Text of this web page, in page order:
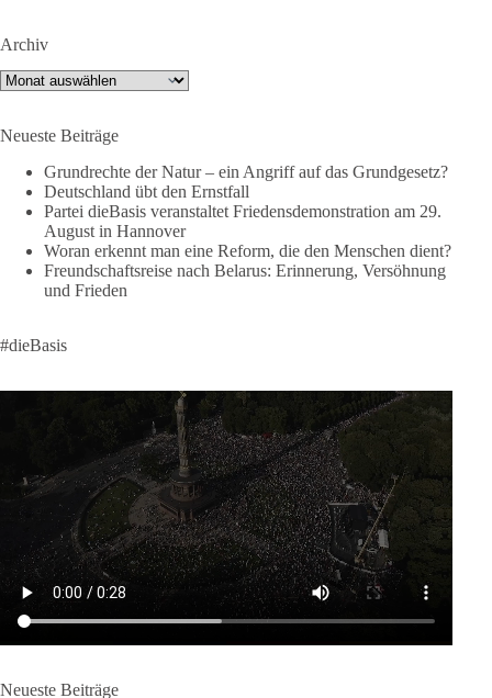
Verteidigungsbündnis der Welt und ein Garant für Sicherheit.
Die Gipfelerklärung liest sich jedoch wie ein Protokoll einer
Neue Milliardenhilfen für die Ukraine, neue Verpflichtungen
für Europa, gigantische Rüstungsdeals, Ausbau der
Verteidigungsindustrie, Modernisierung der Streitkräfte, ein
klares Bekenntnis zur militärischen Abschreckung und dazu
die Forderung, der Iran dürfe keine Kernwaffe besitzen.
Und wo war der Austausch über eine friedensorientierte
🟩🟩🟦🟦🟥🟥🟧🟧
dieBasis fordert als einzige Partei in Deutschland den Austritt
aus der NATO. Ein Gipfel, der mehr nach Rüstungsdeal als
nach Friedenspolitik klingt, wird niemals Sicherheit schaffen,
ob nun in Deutschland oder weltweit.
Quelle: https://www.tagesschau.de/ausland/asien/nato-
erklaerung-ankara-100.html
#dieBasis #NATO #Gipfeltreffen #Frieden #Sicherheit
Archiv
Archiv
Neueste Beiträge
Grundrechte der Natur – ein Angriff auf das Grundgesetz?
Deutschland übt den Ernstfall
Partei dieBasis veranstaltet Friedensdemonstration am 29.
August in Hannover
Woran erkennt man eine Reform, die den Menschen dient?
Freundschaftsreise nach Belarus: Erinnerung, Versöhnung
und Frieden
#dieBasis
Neueste Beiträge